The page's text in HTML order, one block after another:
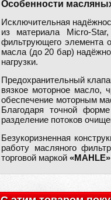
Особенности
Исключительная
из материала Micro-
фильтрующего элемента
масла (до 20 бар)
нагрузки.
Предохранительный
вязкое моторное масло,
обеспечение моторным
Благодаря точной
разделение потоков
Безукоризненная
работу масляного
торговой маркой «MAHLE»